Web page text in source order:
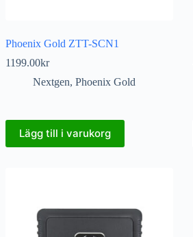
Phoenix Gold ZTT-SCN1
1199.00kr
Nextgen, Phoenix Gold
Lägg till i varukorg